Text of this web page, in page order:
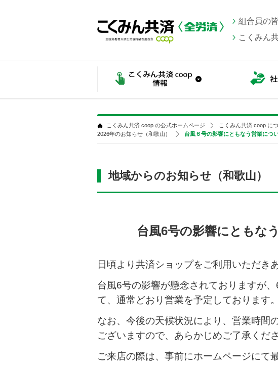
組合員の
こくみん
こくみん共済 coop の公式ホームページ こくみん共済 coop に
2026年のお知らせ（和歌山）
台風６号の影響にともなう営業につ
地域からのお知らせ（和歌山）
台風6号の影響にともな
日頃より共済ショップをご利用いただき
台風6号の影響が懸念されておりますが、
て、通常どおり営業を予定しております。
なお、今後の天候状況により、営業時間
ございますので、あらかじめご了承くださ
ご来店の際は、事前にホームページにて